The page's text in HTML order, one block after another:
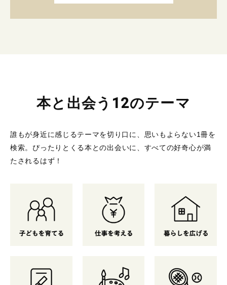
本と出会う12のテーマ
誰もが身近に感じるテーマを切り口に、思いもよらない1冊を
検索。 ぴったりとくる本との出会いに、すべての好奇心が満
たされるはず！